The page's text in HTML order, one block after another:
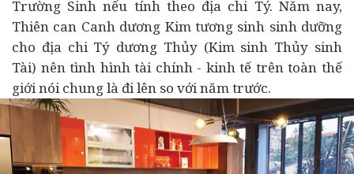
Trường Sinh nếu tính theo địa chi Tý. Năm nay,
Thiên can Canh dương Kim tương sinh sinh dưỡng
cho địa chi Tý dương Thủy (Kim sinh Thủy sinh
Tài) nên tình hình tài chính - kinh tế trên toàn thế
giới nói chung là đi lên so với năm trước.